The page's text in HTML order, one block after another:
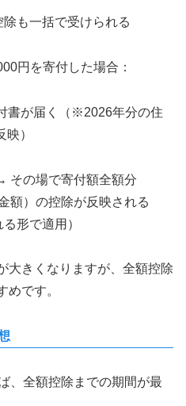
も一括で受けられる
円を寄付した場合：
書が届く（※2026年分の住
）
その場で寄付額全額分
額）の控除が反映される
形で適用）
大きくなりますが、全額控除
めです。
、全額控除までの期間が最